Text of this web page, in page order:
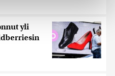
sisällön ja mainosten
analysoimiseen. Lisäksi
mainosalan ja analytiikka-
siitä, miten käytät
voivat yhdistää näitä
yli